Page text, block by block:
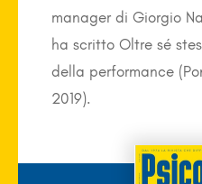
manager di Giorgio
ha scritto Oltre sé
della performance
2019).